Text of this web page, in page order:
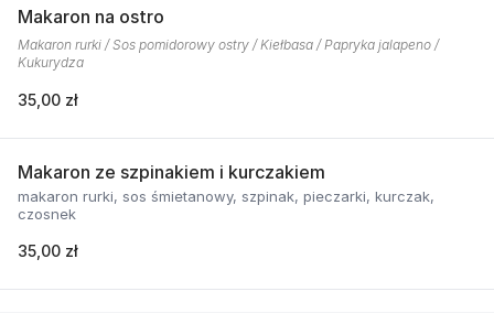
Makaron na ostro
Makaron rurki / Sos pomidorowy ostry / Kiełbasa / Papryka jalapeno /
Kukurydza
35,00 zł
Makaron ze szpinakiem i kurczakiem
makaron rurki, sos śmietanowy, szpinak, pieczarki, kurczak,
czosnek
35,00 zł